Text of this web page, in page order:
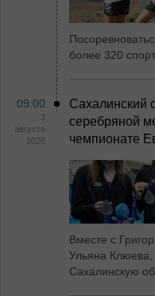
более 320
09:00
3
августа
2026
Сахалинский
серебряной
чемпионате
Вместе с
Ульяна
Сахалинскую